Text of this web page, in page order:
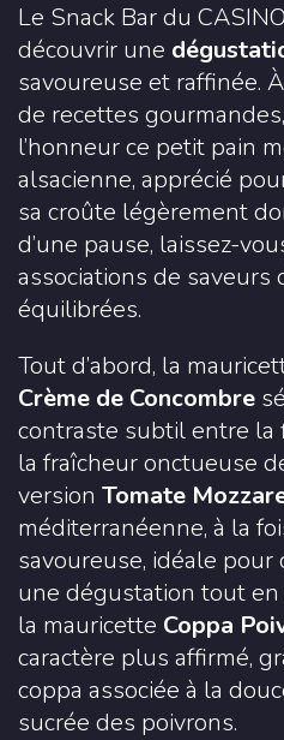
Le Snack Bar du
découvrir une
savoureuse et raffinée.
de recettes
l’honneur ce petit pain
alsacienne, apprécié
sa croûte légèrement
d’une pause, laissez-
associations de saveurs
équilibrées.
Tout d’abord, la
Crème de Concombre
contraste subtil entre la
la fraîcheur onctueuse
version Tomate
méditerranéenne, à la
savoureuse, idéale
une dégustation tout en
la mauricette Coppa
caractère plus affirmé,
coppa associée à la
sucrée des poivrons.